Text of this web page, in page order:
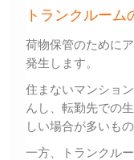
トランクルーム
荷物保管のために
発生します。
住まないマンショ
んし、転勤先での
しい場合が多いもの
一方、トランクル